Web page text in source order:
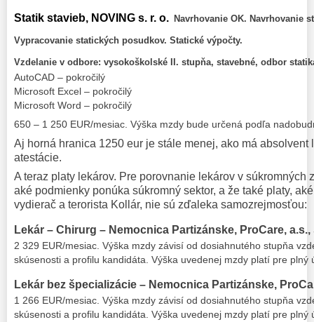
Statik stavieb, NOVING s. r. o. Navrhovanie OK. Navrhovanie
Vypracovanie statických posudkov. Statické výpočty.
Vzdelanie v odbore: vysokoškolské II. stupňa, stavebné, odbor
AutoCAD – pokročilý
Microsoft Excel – pokročilý
Microsoft Word – pokročilý
650 – 1 250 EUR/mesiac. Výška mzdy bude určená podľa
Aj horná hranica 1250 eur je stále menej, ako má absolvent
atestácie.
A teraz platy lekárov. Pre porovnanie lekárov v súkromných
aké podmienky ponúka súkromný sektor, a že také platy,
vydierač a terorista Kollár, nie sú zďaleka samozrejmosťou:
Lekár – Chirurg – Nemocnica Partizánske, ProCare, a.s.,
2 329 EUR/mesiac. Výška mzdy závisí od dosiahnutého stupňa
skúsenosti a profilu kandidáta. Výška uvedenej mzdy platí pre plný
Lekár bez špecializácie – Nemocnica Partizánske,
1 266 EUR/mesiac. Výška mzdy závisí od dosiahnutého stupňa
skúsenosti a profilu kandidáta. Výška uvedenej mzdy platí pre plný